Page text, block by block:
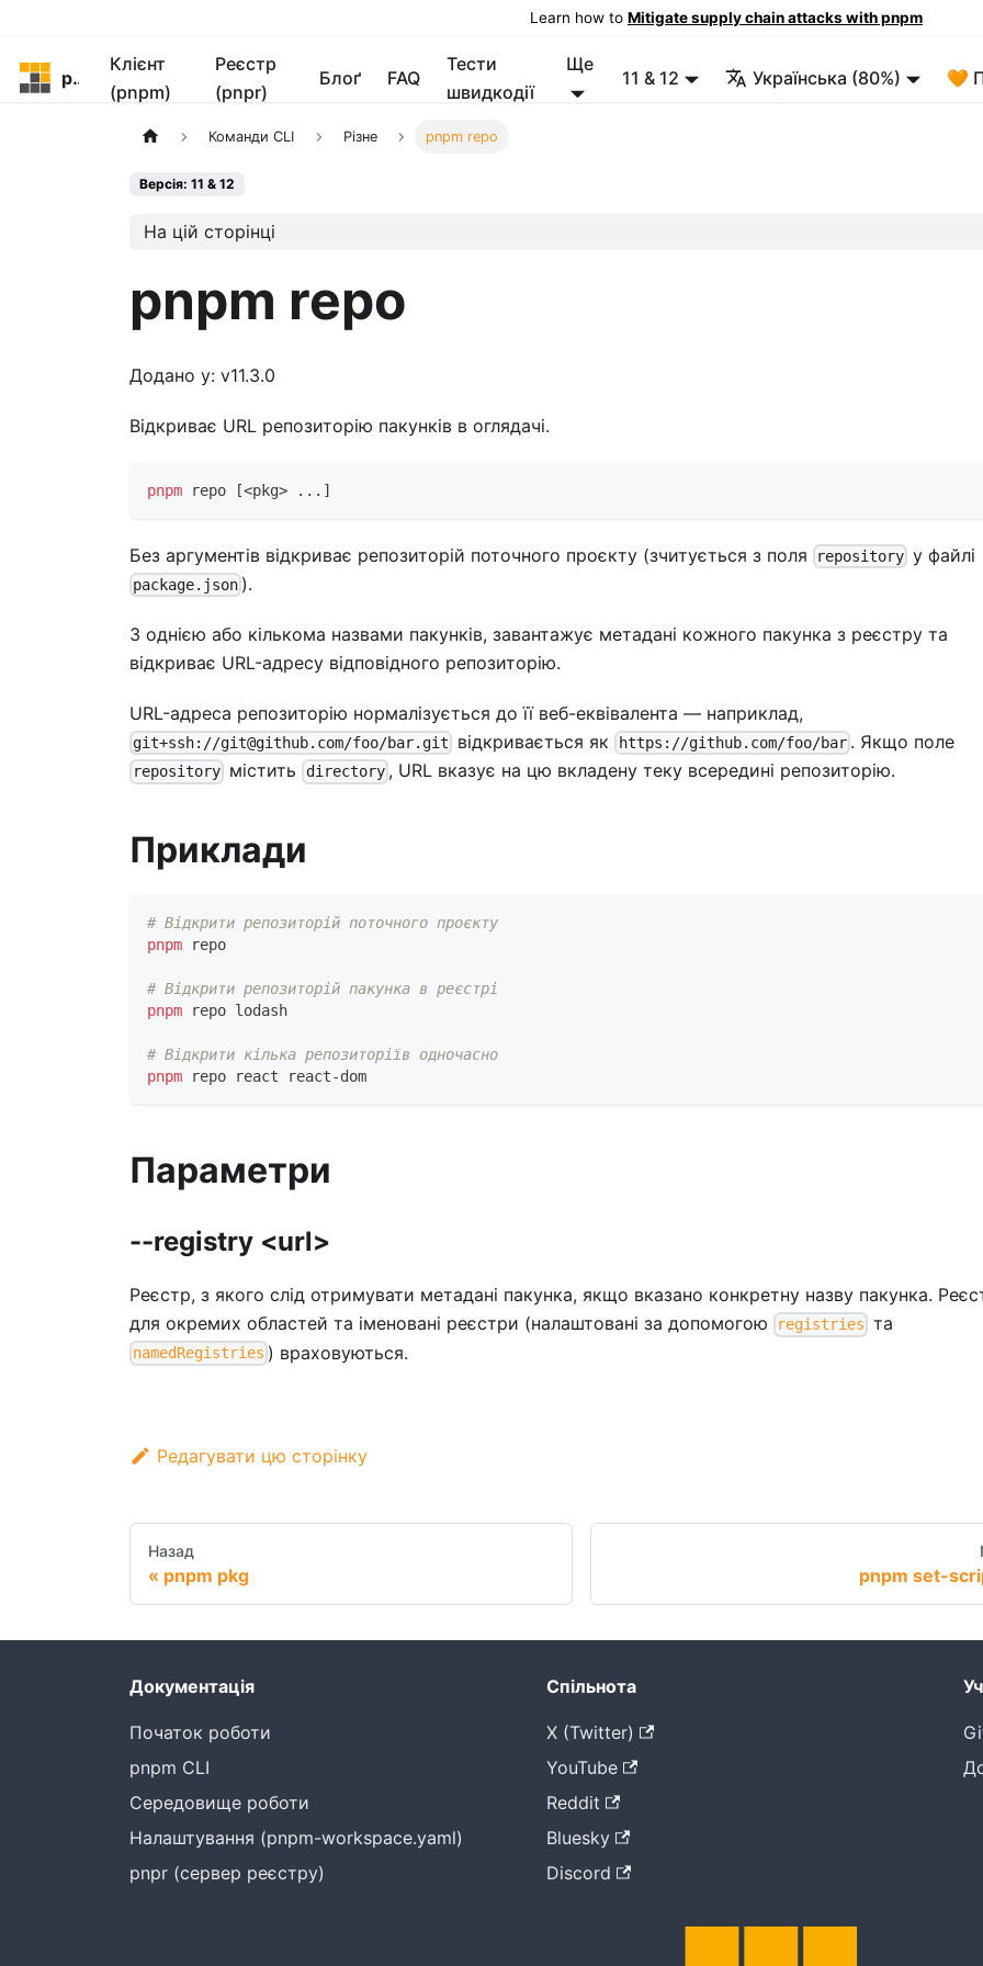
Learn how to Mitigate supply chain attacks with pnpm
pnpm
Клієнт
(pnpm)
Реєстр
(pnpr)
Блоґ FAQ
Тести
швидкодії
Ще
11 & 12 Українська (80%) 🧡
Команди CLI Різне pnpm repo
Версія: 11 & 12
На цій сторінці
pnpm repo
Додано у: v11.3.0
Відкриває URL репозиторію пакунків в оглядачі.
pnpm repo [<pkg> .. . ]
Без аргументів відкриває репозиторій поточного проєкту (зчитується з поля repository у файлі
package.json ).
З однією або кількома назвами пакунків, завантажує метадані кожного пакунка з реєстру та
відкриває URL-адресу відповідного репозиторію.
URL-адреса репозиторію нормалізується до її веб-еквівалента — наприклад,
git+ssh://git@github.com/foo/bar.git відкривається як https://github.com/foo/bar. Якщо поле
repository містить directory, URL вказує на цю вкладену теку всередині репозиторію.
Приклади
# Відкрити репозиторій поточного проєкту
pnpm repo
# Відкрити репозиторій пакунка в реєстрі
pnpm repo lodash
# Відкрити кілька репозиторіїв одночасно
pnpm repo react react-dom
Параметри
--registry <url>
Реєстр, з якого слід отримувати метадані пакунка, якщо вказано конкретну назву пакунка.
для окремих областей та іменовані реєстри (налаштовані за допомогою
registries та
namedRegistries ) враховуються.
Редагувати цю сторінку
Назад
pnpm pkg pnpm set-
Документація
Початок роботи
pnpm CLI
Середовище роботи
Налаштування (pnpm-workspace.yaml)
pnpr (сервер реєстру)
Спільнота
X (Twitter)
YouTube
Reddit
Bluesky
Discord